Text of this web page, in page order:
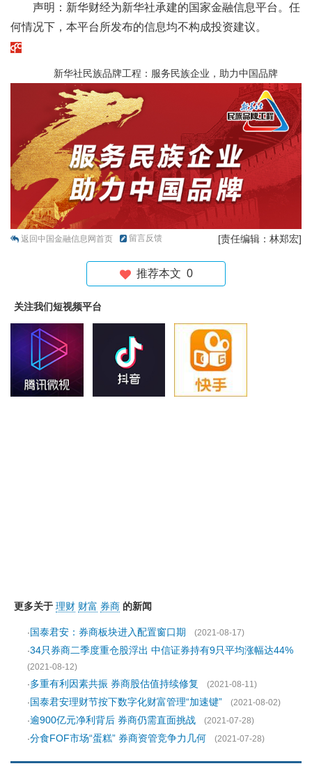
声明：新华财经为新华社承建的国家金融信息平台。任
何情况下，本平台所发布的信息均不构成投资建议。
新华社民族品牌工程：服务民族企业，助力中国品牌
返回中国金融信息网首页 留言反馈 [责任编辑：林郑宏]
推荐本文 0
关注我们短视频平台
更多关于 理财 财富 券商 的新闻
·国泰君安：券商板块进入配置窗口期
(2021-08-17)
·34只券商二季度重仓股浮出 中信证券持有9只平均涨幅达44%
(2021-08-12)
·多重有利因素共振 券商股估值持续修复
(2021-08-11)
·国泰君安理财节按下数字化财富管理“加速键”
(2021-08-02)
·逾900亿元净利背后 券商仍需直面挑战
(2021-07-28)
·分食FOF市场“蛋糕” 券商资管竞争力几何 (2021-07-28)